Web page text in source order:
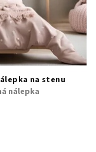
na stenu
nálepka